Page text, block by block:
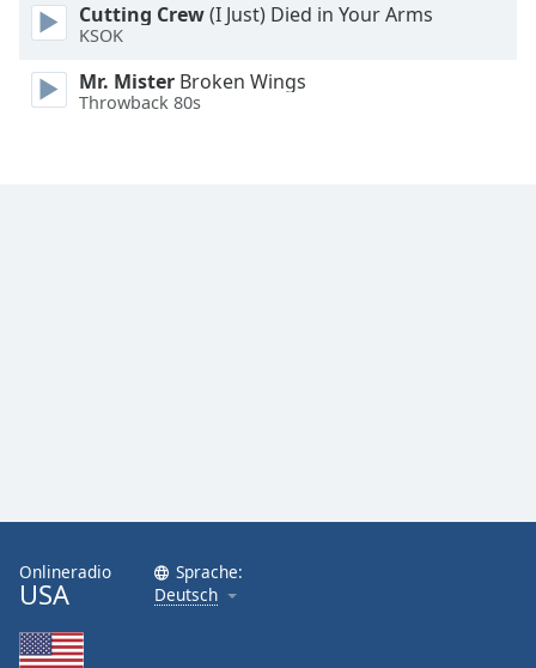
Font
Cutting Crew(I Just) Died in Your Arms
KSOK
Mr. Mister Broken Wings
Throwback 80s
Onlineradio
USA
Sprache:
Deutsch